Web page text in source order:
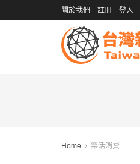
關於我們 註冊 登入
Home 樂活消費